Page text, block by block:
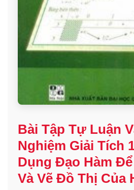
Bài Tập Tự Luận
Nghiệm Giải Tích
Dụng Đạo Hàm
Và Vẽ Đồ Thị Của